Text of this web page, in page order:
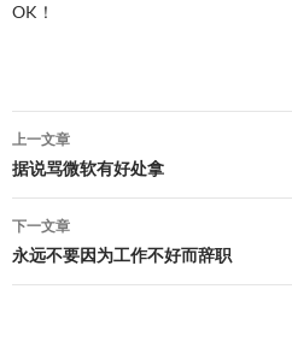
OK！
文
章
导
航
上一文章
据说骂微软有好处拿
下一文章
永远不要因为工作不好而辞职